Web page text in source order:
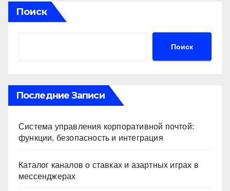
Поиск
Поиск
Последние Записи
Система управления корпоративной почтой:
функции, безопасность и интеграция
Каталог каналов о ставках и азартных играх в
мессенджерах